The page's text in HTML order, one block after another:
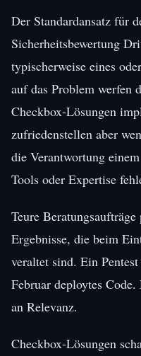
Der Standardansatz für
Sicherheitsbewertung
typischerweise eines
auf das Problem werfen
Checkbox-Lösungen
zufriedenstellen aber
die Verantwortung
Tools oder Expertise
Teure
Ergebnisse, die beim
veraltet sind. Ein
Februar deploytes
an Relevanz.
Checkbox-Lösungen